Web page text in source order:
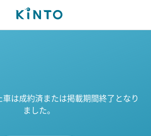
は成約済または掲載期間終了となり
ました。